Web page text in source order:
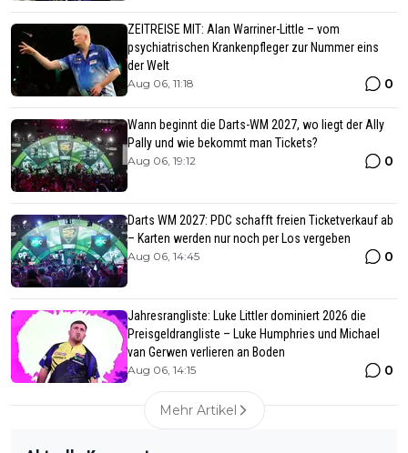
ZEITREISE MIT: Alan Warriner-Little – vom
psychiatrischen Krankenpfleger zur Nummer eins
der Welt
Aug 06, 11:18 0
Wann beginnt die Darts-WM 2027, wo liegt der Ally
Pally und wie bekommt man Tickets?
Aug 06, 19:12 0
Darts WM 2027: PDC schafft freien Ticketverkauf ab
– Karten werden nur noch per Los vergeben
Aug 06, 14:45 0
Jahresrangliste: Luke Littler dominiert 2026 die
Preisgeldrangliste – Luke Humphries und Michael
van Gerwen verlieren an Boden
Aug 06, 14:15 0
Mehr Artikel